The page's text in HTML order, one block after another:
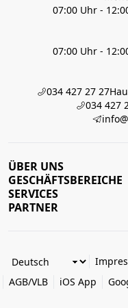
07:00 Uhr -
07:00 Uhr -
034 427 27 27
034 427
ÜBER UNS
GESCHÄFTSBEREICHE
SERVICES
PARTNER
AGB/VLB
iOS App